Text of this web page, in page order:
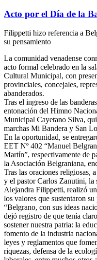
Acto por el Día de la
Filippetti hizo referencia a
su pensamiento
La comunidad venadense
acto formal celebrado en la
Cultural Municipal, con
provinciales, concejales,
abanderados.
Tras el ingreso de las
entonación del Himno
Municipal Cayetano Silva,
marchas Mi Bandera y San
En la oportunidad, se
EET Nº 402 “Manuel
Martín”, respectivamente de
la Asociación Belgraniana,
Tras las oraciones religiosas,
y el pastor Carlos Zanutini, la
Alejandra Filippetti, realizó
los valores que sustentaron su
“Belgrano, con sus ideas
dejó registro de que tenía
sostener nuestra patria: la
fomento de la industria
leyes y reglamentos que
riquezas, defensa de la